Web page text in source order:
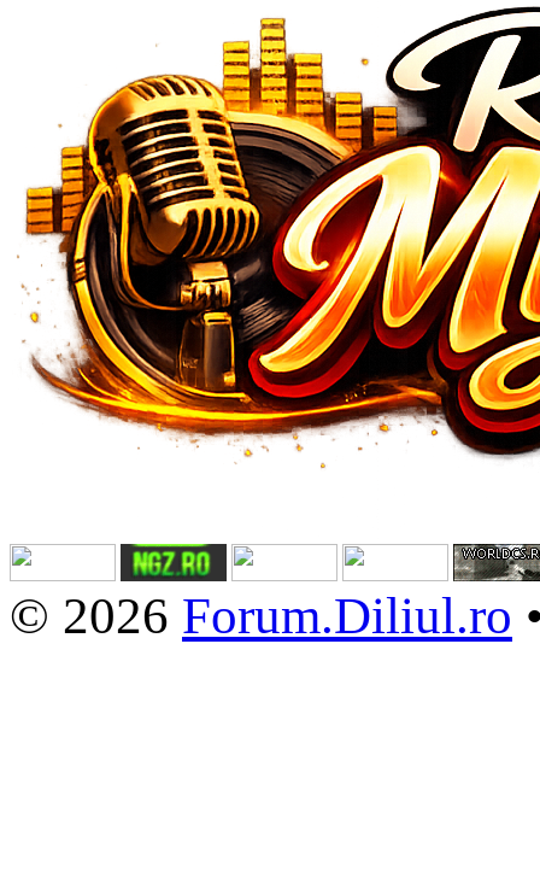
© 2026 Forum.Diliul.ro